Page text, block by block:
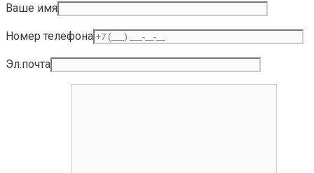
Ваше имя
Номер телефона
Эл.почта